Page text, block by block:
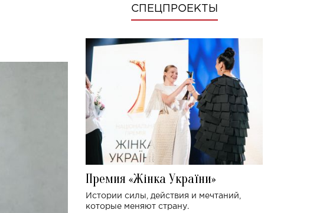
СПЕЦПРОЕКТЫ
Премия «Жінка України»
Истории силы, действия и мечтаний,
которые меняют страну.